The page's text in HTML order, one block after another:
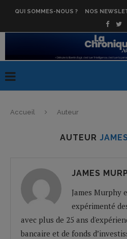
QUI SOMMES-NOUS ? NOS
Accueil Auteur
AUTEUR
JAMES
James Murphy
expérimenté
avec plus de 25 ans
bancaire et de fonds